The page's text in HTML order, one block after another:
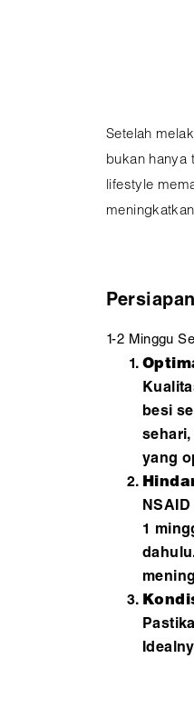
Setelah
bukan hanya
lifestyle
1-2 Minggu
besi
yang
1